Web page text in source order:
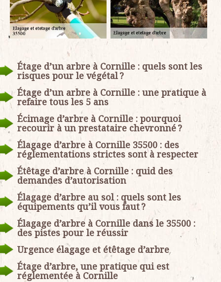
Étage d’un arbre à Cornille : quels sont les
risques pour le végétal ?
Étage d’un arbre à Cornille : une pratique à
refaire tous les 5 ans
Écimage d’arbre à Cornille : pourquoi
recourir à un prestataire chevronné ?
Élagage d’arbre à Cornille 35500 : des
réglementations strictes sont à respecter
Étêtage d’arbre à Cornille : quid des
demandes d’autorisation
Élagage d’arbre au sol : quels sont les
équipements qu’il vous faut ?
Élagage d’arbre à Cornille dans le 35500 :
des pistes pour le réussir
Urgence élagage et étêtage d’arbre
Étage d’arbre, une pratique qui est
réglementée à Cornille